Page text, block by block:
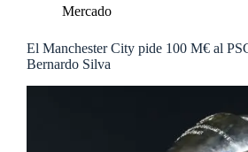
Mercado
El Manchester City pide 100 M€ al
Bernardo Silva